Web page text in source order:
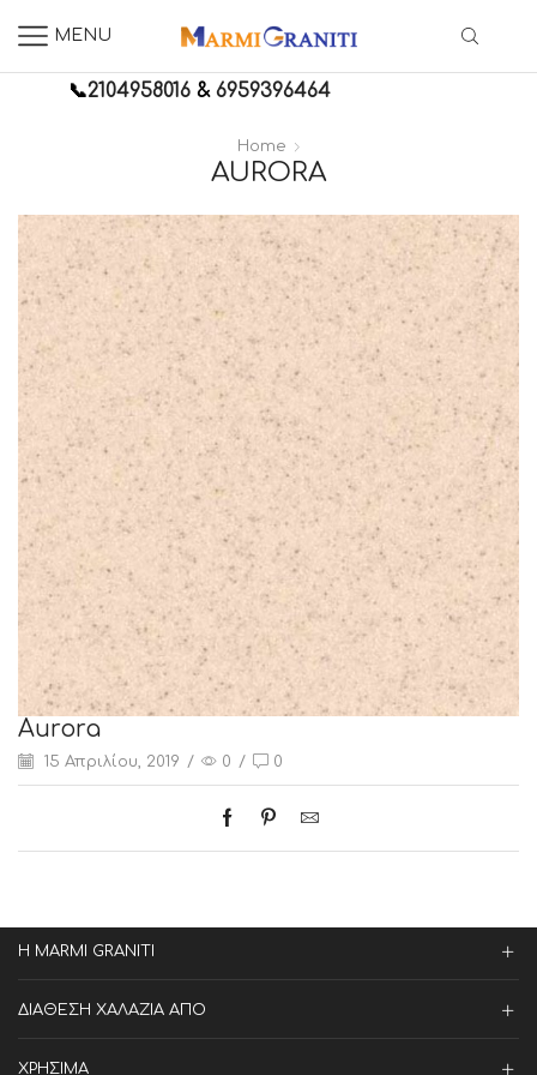
MENU
📞2104958016 &6959396464
Home
AURORA
Aurora
15 Απριλίου, 2019 / 0 / 0
Η MARMI GRANITI
ΔΙΑΘΕΣΗ ΧΑΛΑΖΙΑ ΑΠΟ
ΧΡΗΣΙΜΑ